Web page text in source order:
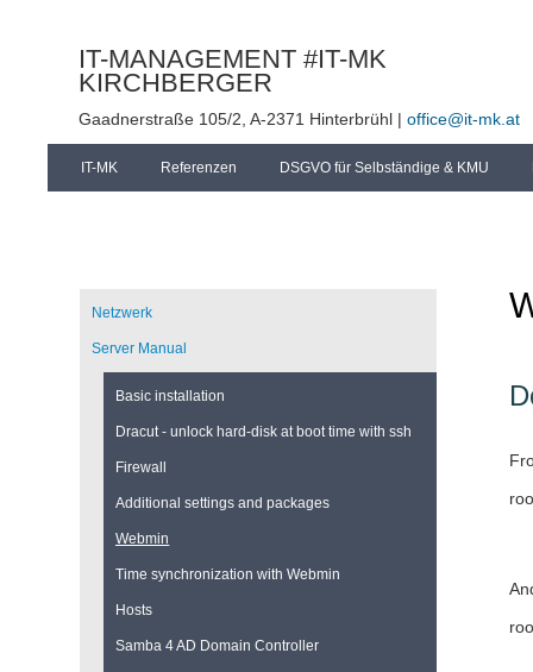
IT-MANAGEMENT #IT-MK
KIRCHBERGER
Gaadnerstraße 105/2, A-2371 Hinterbrühl |office@it-mk.at
Navigation
IT-MK Referenzen DSGVO für Selbständige & KMU
überspringen
Netzwerk
Server Manual
Basic installation
Dracut - unlock hard-disk at boot time with ssh
Firewall
Additional settings and packages
Webmin
Time synchronization with Webmin
Hosts
Samba 4 AD Domain Controller